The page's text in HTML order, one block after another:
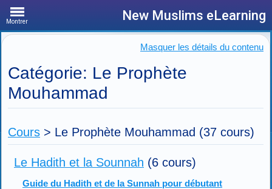
Montrer New Muslims eLearning
Masquer les détails du contenu
Catégorie: Le Prophète
Mouhammad
Cours > Le Prophète Mouhammad (37 cours)
Le Hadith et la Sounnah (6 cours)
Guide du Hadith et de la Sunnah pour débutant